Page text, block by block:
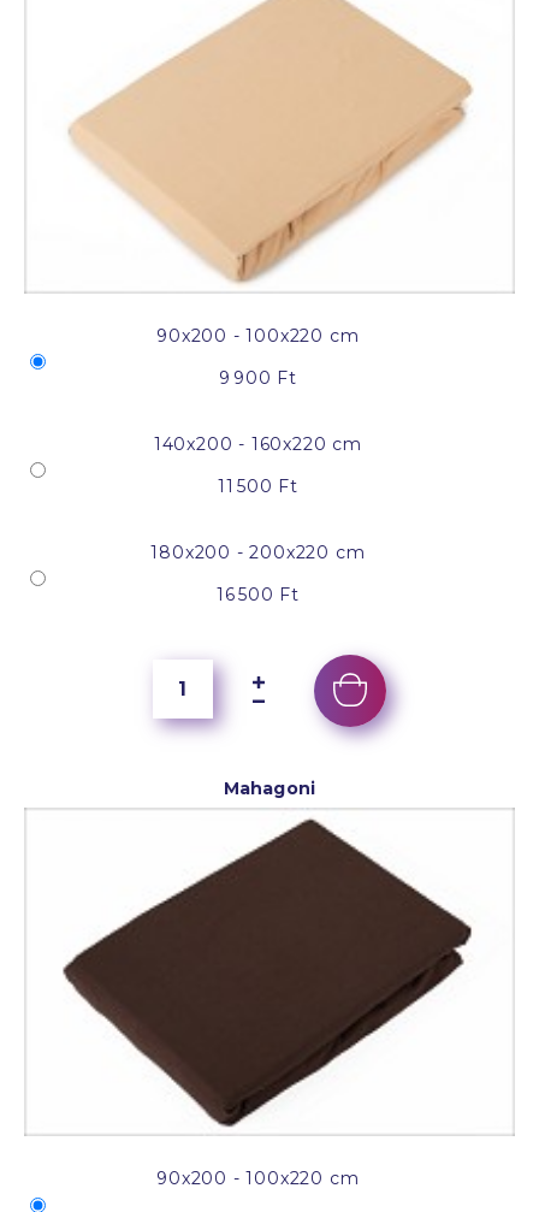
90x200 - 100x220 cm
9 900 Ft
140x200 - 160x220 cm
11 500 Ft
180x200 - 200x220 cm
16 500 Ft
Mahagoni
90x200 - 100x220 cm